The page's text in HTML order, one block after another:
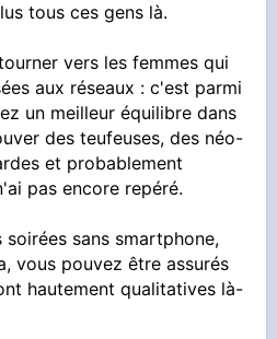
tous ces gens là.
vers les femmes qui
aux réseaux : c'est parmi
un meilleur équilibre dans
des teufeuses, des néo-
et probablement
pas encore repéré.
sans smartphone,
vous pouvez être assurés
hautement qualitatives là-